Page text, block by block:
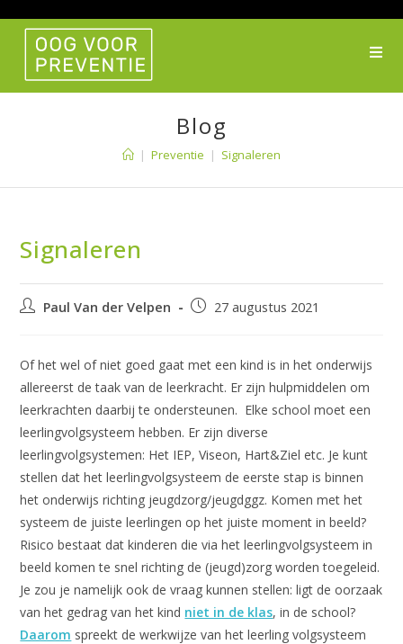
naar
inhoud
Blog
| Preventie | Signaleren
Signaleren
BerichtPaul Van der Velpen
Bericht27 augustus 2021
Of het wel of niet goed gaat met een kind is in het onderwijs
allereerst de taak van de leerkracht. Er zijn hulpmiddelen om
leerkrachten daarbij te ondersteunen. Elke school moet een
leerlingvolgsysteem hebben. Er zijn diverse
leerlingvolgsystemen: Het IEP, Viseon, Hart&Ziel etc. Je kunt
stellen dat het leerlingvolgsysteem de eerste stap is binnen
het onderwijs richting jeugdzorg/jeugdggz. Komen met het
systeem de juiste leerlingen op het juiste moment in beeld?
Risico bestaat dat kinderen die via het leerlingvolgsysteem in
beeld komen te snel richting de (jeugd)zorg worden toegeleid.
Je zou je namelijk ook de vraag kunnen stellen: ligt de oorzaak
van het gedrag van het kind niet in de klas, in de school?
Daarom spreekt de werkwijze van het leerling volgsysteem